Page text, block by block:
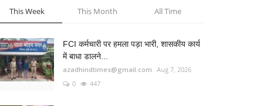
This Week This Month All Time
FCI कर्मचारी पर हमला पड़ा भारी, शासकीय कार्य
में बाधा डालने...
azadhindtimes@gmail.com Aug 7, 2026
0
447